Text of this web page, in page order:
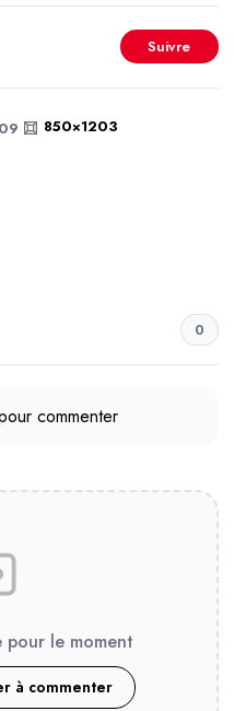
Suivre
850×1203
0
commenter
pour le moment
à commenter